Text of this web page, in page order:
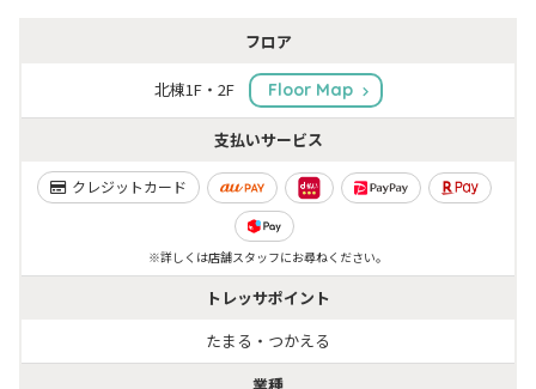
フロア
北棟1F・2F Floor Map
支払いサービス
クレジットカード
※詳しくは店舗スタッフにお尋ねください。
トレッサポイント
たまる・つかえる